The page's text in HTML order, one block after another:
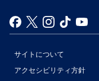
サイトについて
アクセシビリティ方針